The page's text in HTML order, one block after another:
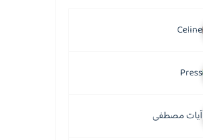
Celine
Press
آيات مصطفى